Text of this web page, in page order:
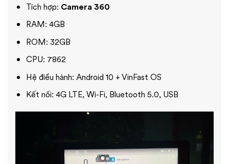
Tích hợp: Camera 360
RAM: 4GB
ROM: 32GB
CPU: 7862
Hệ điều hành: Android 10 + VinFast OS
Kết nối: 4G LTE, Wi-Fi, Bluetooth 5.0, USB